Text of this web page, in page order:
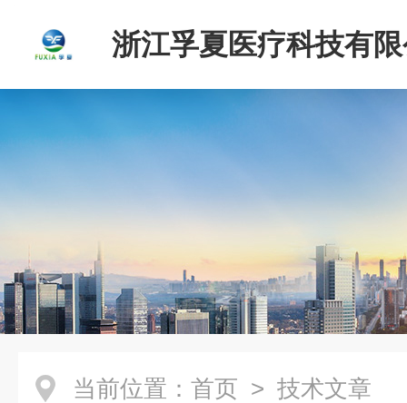
浙江孚夏医疗科技有
当前位置： 首页 > 技术文章